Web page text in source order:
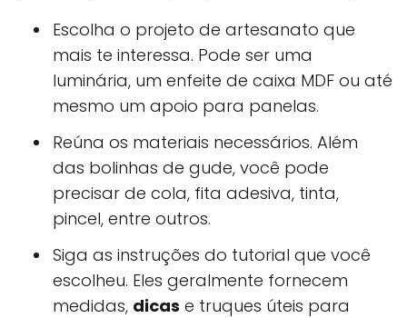
Escolha o projeto de artesanato que
mais te interessa. Pode ser uma
luminária, um enfeite de caixa MDF ou até
mesmo um apoio para panelas.
Reúna os materiais necessários. Além
das bolinhas de gude, você pode
precisar de cola, fita adesiva, tinta,
pincel, entre outros.
Siga as instruções do tutorial que você
escolheu. Eles geralmente fornecem
medidas, dicas e truques úteis para